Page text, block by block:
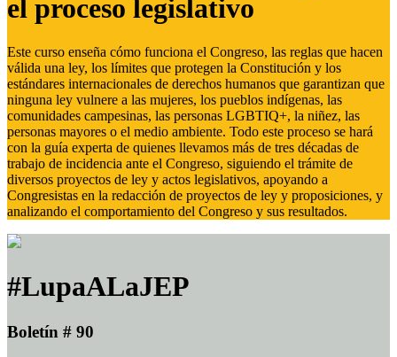
el proceso legislativo
Este curso enseña cómo funciona el Congreso, las reglas que hacen
válida una ley, los límites que protegen la Constitución y los
estándares internacionales de derechos humanos que garantizan que
ninguna ley vulnere a las mujeres, los pueblos indígenas, las
comunidades campesinas, las personas LGBTIQ+, la niñez, las
personas mayores o el medio ambiente. Todo este proceso se hará
con la guía experta de quienes llevamos más de tres décadas de
trabajo de incidencia ante el Congreso, siguiendo el trámite de
diversos proyectos de ley y actos legislativos, apoyando a
Congresistas en la redacción de proyectos de ley y proposiciones, y
analizando el comportamiento del Congreso y sus resultados.
#LupaALaJEP
Boletín # 90